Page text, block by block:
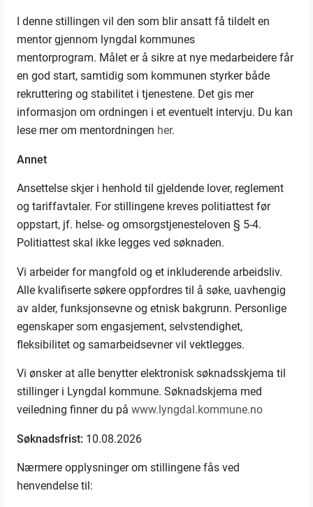
I denne stillingen vil den som blir ansatt få tildelt en
mentor gjennom lyngdal kommunes
mentorprogram. Målet er å sikre at nye medarbeidere får
en god start, samtidig som kommunen styrker både
rekruttering og stabilitet i tjenestene. Det gis mer
informasjon om ordningen i et eventuelt intervju. Du kan
lese mer om mentordningen her.
Annet
Ansettelse skjer i henhold til gjeldende lover, reglement
og tariffavtaler. For stillingene kreves politiattest før
oppstart, jf. helse- og omsorgstjenesteloven § 5-4.
Politiattest skal ikke legges ved søknaden.
Vi arbeider for mangfold og et inkluderende arbeidsliv.
Alle kvalifiserte søkere oppfordres til å søke, uavhengig
av alder, funksjonsevne og etnisk bakgrunn. Personlige
egenskaper som engasjement, selvstendighet,
fleksibilitet og samarbeidsevner vil vektlegges.
Vi ønsker at alle benytter elektronisk søknadsskjema til
stillinger i Lyngdal kommune. Søknadskjema med
veiledning finner du påwww.lyngdal.kommune.no
Søknadsfrist: 10.08.2026
Nærmere opplysninger om stillingene fås ved
henvendelse til: